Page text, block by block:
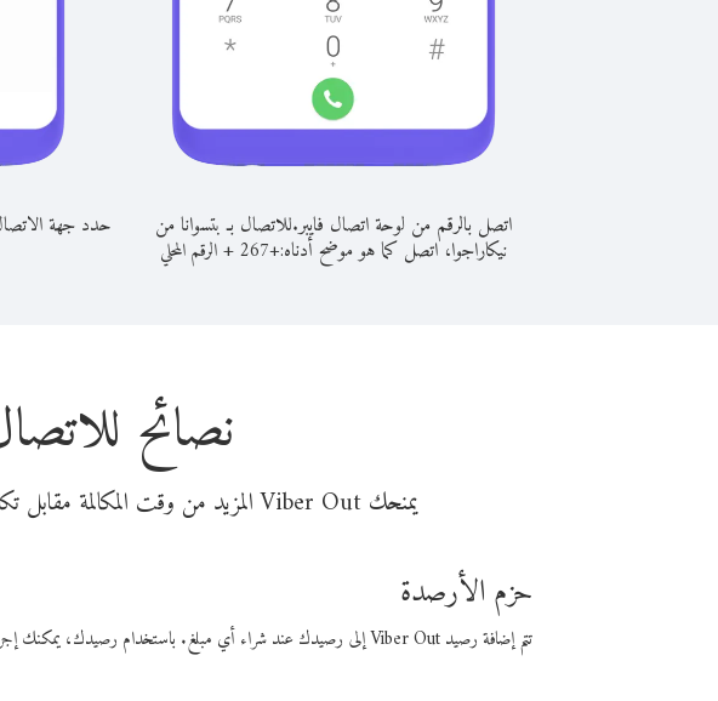
اتصل بالرقم من لوحة اتصال فايبر.للاتصال بـ بتسوانا من
نيكاراجوا، اتصل كما هو موضح أدناه:+
267
+الرقم المحلي
حدد جهة
نصائح
يمنحك Viber Out المزيد من وقت المكالمة مقابل تكلفة أقل من المال. اختر من أحد خيارات الاتصال المرنة ذات السعر المنخفض:
حزم الأرصدة
تتم إضافة رصيد Viber Out إلى رصيدك عند شراء أي مبلغ. باستخدام رصيدك، يمكنك إجراء مكالمات إلى أي رقم في العالم بأسعار فايبر المنخفضة.